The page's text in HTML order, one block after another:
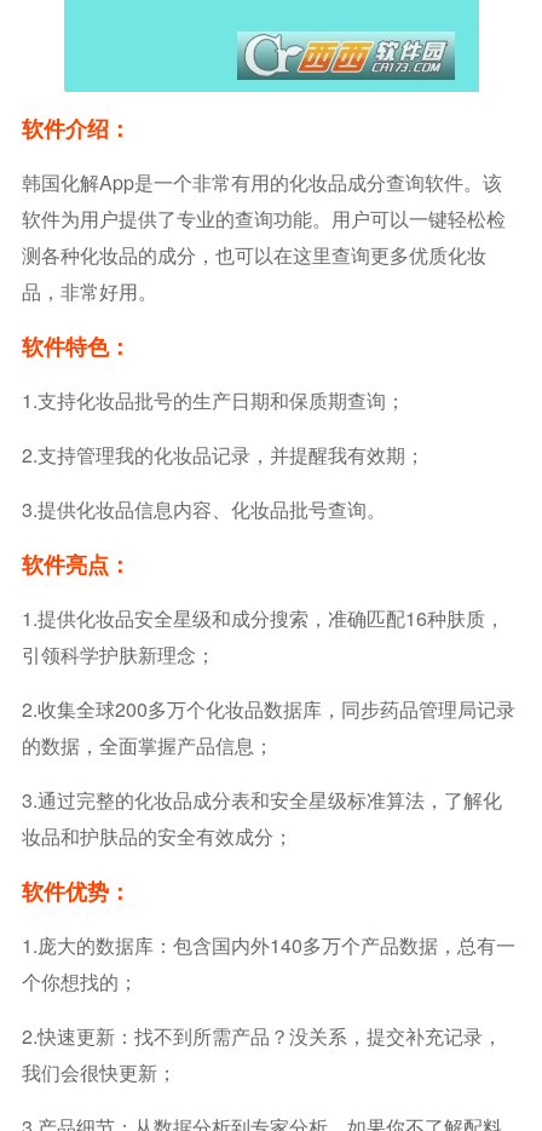
软件介绍：
韩国化解app是一个非常有用的化妆品成分查询软件。该
软件为用户提供了专业的查询功能。用户可以一键轻松检
测各种化妆品的成分，也可以在这里查询更多优质化妆
品，非常好用。
软件特色：
1.支持化妆品批号的生产日期和保质期查询；
2.支持管理我的化妆品记录，并提醒我有效期；
3.提供化妆品信息内容、化妆品批号查询。
软件亮点：
1.提供化妆品安全星级和成分搜索，准确匹配16种肤质，
引领科学护肤新理念；
2.收集全球200多万个化妆品数据库，同步药品管理局记录
的数据，全面掌握产品信息；
3.通过完整的化妆品成分表和安全星级标准算法，了解化
妆品和护肤品的安全有效成分；
软件优势：
1.庞大的数据库：包含国内外140多万个产品数据，总有一
个你想找的；
2.快速更新：找不到所需产品？没关系，提交补充记录，
我们会很快更新；